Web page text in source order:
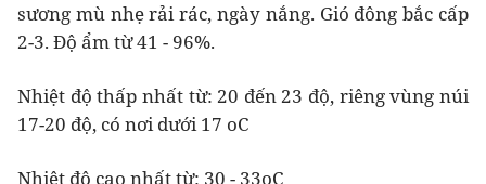
sương mù nhẹ rải rác, ngày nắng. Gió đông bắc cấp
2-3. Độ ẩm từ 41 - 96%.
Nhiệt độ thấp nhất từ: 20 đến 23 độ, riêng vùng núi
17-20 độ, có nơi dưới 17 oC
Nhiệt độ cao nhất từ: 30 - 33oC